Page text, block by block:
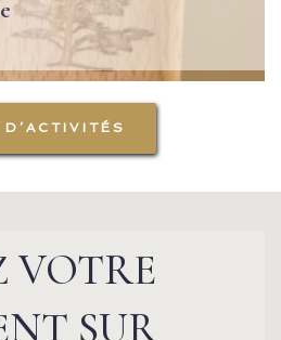
D’ACTIVITÉS
VOTRE
SUR